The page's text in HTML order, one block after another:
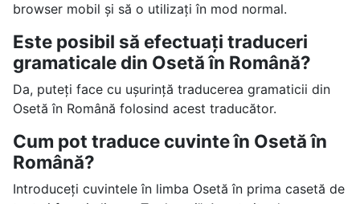
browser mobil și să o utilizați în mod normal.
Este posibil să efectuați traduceri
gramaticale din Osetă în Română?
Da, puteți face cu ușurință traducerea gramaticii din
Osetă în Română folosind acest traducător.
Cum pot traduce cuvinte în Osetă în
Română?
Introduceți cuvintele în limba Osetă în prima casetă de